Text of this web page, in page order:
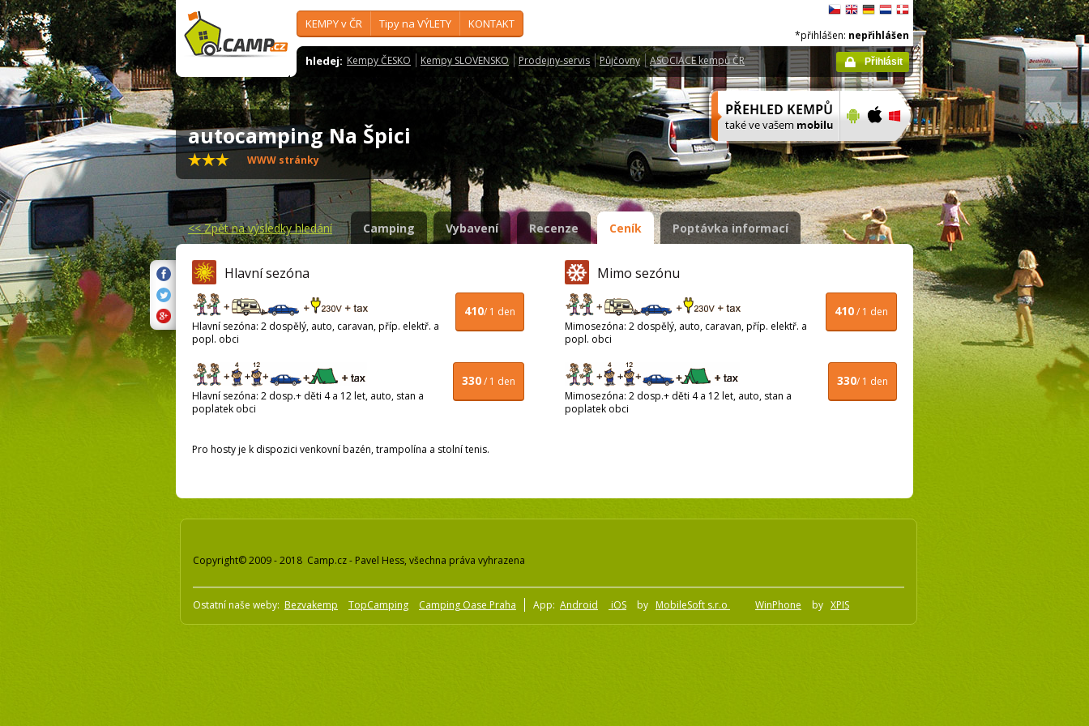
KEMPY v ČR Tipy na VÝLETY KONTAKT
hledej: Kempy ČESKO Kempy SLOVENSKO Prodejny-servis Půjčovny ASOCIACE kempů ČR
*přihlášen: nepřihlášen
Přihlásit
autocamping Na Špici
WWW stránky
<<Zpět na výsledky hledání Camping Vybavení Recenze Ceník Poptávka informací
Hlavní sezóna
410/ 1 den
Hlavní sezóna: 2 dospělý, auto, caravan, příp. elektř. a
popl. obci
330/ 1 den
Hlavní sezóna: 2 dosp.+ děti 4 a 12 let, auto, stan a
poplatek obci
Mimo sezónu
410/ 1 den
Mimosezóna: 2 dospělý, auto, caravan, příp. elektř. a
popl. obci
330/ 1 den
Mimosezóna: 2 dosp.+ děti 4 a 12 let, auto, stan a
poplatek obci
Pro hosty je k dispozici venkovní bazén, trampolína a stolní tenis.
Copyright© 2009 - 2018 Camp.cz - Pavel Hess, všechna práva vyhrazena
Ostatní naše weby: Bezvakemp TopCamping Camping Oase Praha App: Android iOS by MobileSoft s.r.o WinPhone by XPIS